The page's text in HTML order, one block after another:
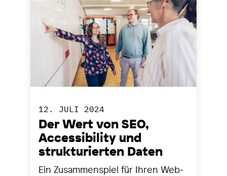
12. JULI 2024
Der Wert von SEO,
Accessibility und
strukturierten Daten
Ein Zusammenspiel für Ihren Web-